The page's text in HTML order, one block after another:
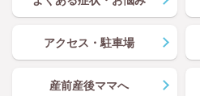
アクセス・駐車場
産前産後ママへ